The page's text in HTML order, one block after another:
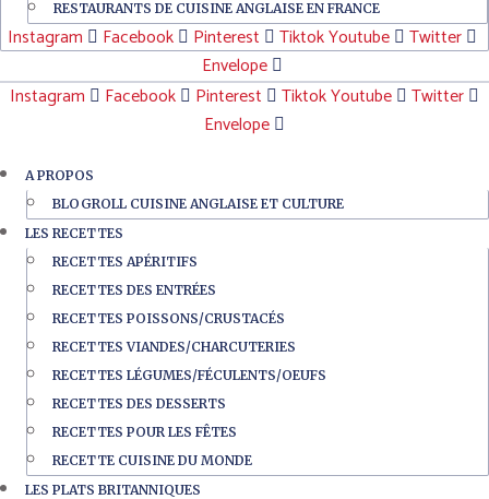
RESTAURANTS DE CUISINE ANGLAISE EN FRANCE
Instagram Facebook Pinterest TiktokYoutube
Twitter
Envelope
Instagram
Facebook Pinterest TiktokYoutube
Twitter
Envelope
A PROPOS
BLOGROLL CUISINE ANGLAISE ET CULTURE
LES RECETTES
RECETTES APÉRITIFS
RECETTES DES ENTRÉES
RECETTES POISSONS/CRUSTACÉS
RECETTES VIANDES/CHARCUTERIES
RECETTES LÉGUMES/FÉCULENTS/OEUFS
RECETTES DES DESSERTS
RECETTES POUR LES FÊTES
RECETTE CUISINE DU MONDE
LES PLATS BRITANNIQUES